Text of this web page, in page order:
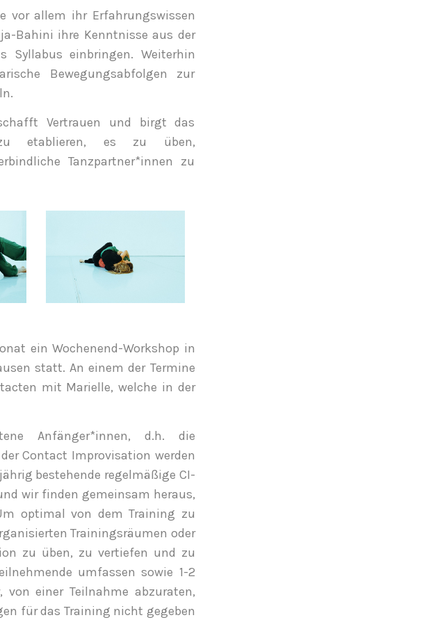
vor allem ihr Erfahrungswissen
Bahini ihre Kenntnisse aus der
Syllabus einbringen. Weiterhin
Bewegungsabfolgen zur
Vertrauen und birgt das
zu etablieren, es zu üben,
Tanzpartner*innen zu
ein Wochenend-Workshop in
statt. An einem der Termine
mit Marielle, welche in der
Anfänger*innen, d.h. die
Contact Improvisation werden
bestehende regelmäßige CI-
wir finden gemeinsam heraus,
optimal von dem Training zu
Trainingsräumen oder
zu üben, zu vertiefen und zu
umfassen sowie 1-2
einer Teilnahme abzuraten,
für das Training nicht gegeben